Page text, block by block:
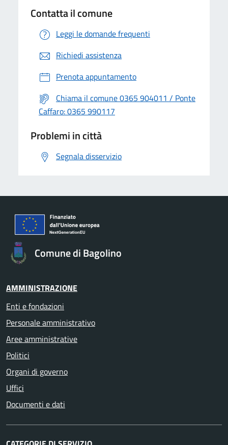
Contatta il comune
Leggi le domande frequenti
Richiedi assistenza
Prenota appuntamento
Chiama il comune 0365 904011 / Ponte
Caffaro: 0365 990117
Problemi in città
Segnala disservizio
Comune di Bagolino
AMMINISTRAZIONE
Enti e fondazioni
Personale amministrativo
Aree amministrative
Politici
Organi di governo
Uffici
Documenti e dati